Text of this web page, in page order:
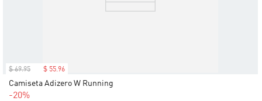
$ 69.95 $ 55.96
Camiseta Adizero W Running
-20%